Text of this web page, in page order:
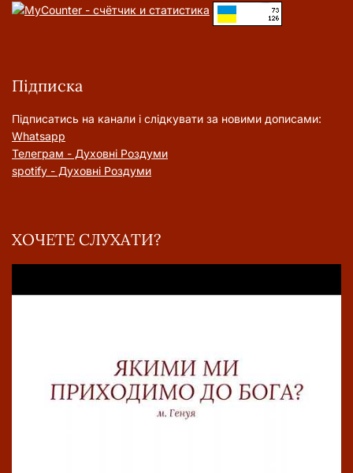
Підписка
Підписатись на канали і слідкувати за новими дописами:
Whatsapp
Телеграм - Духовні Роздуми
spotify - Духовні Роздуми
ХОЧЕТЕ СЛУХАТИ?